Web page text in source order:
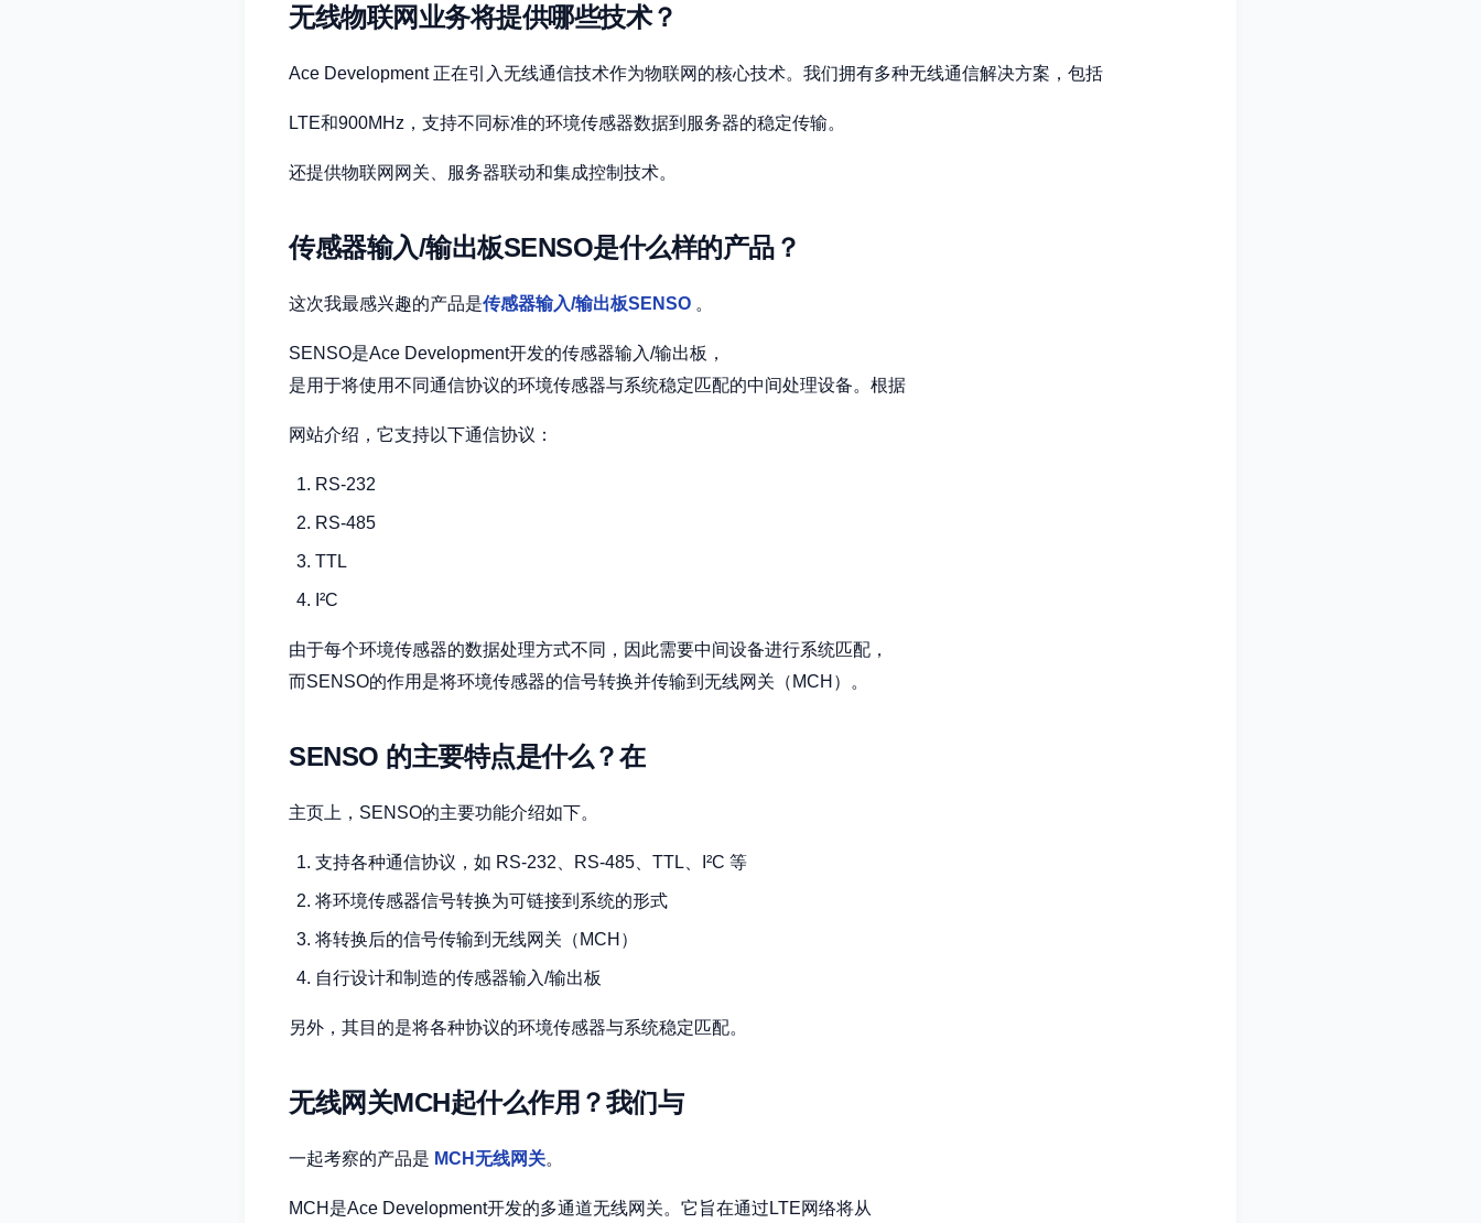
无线物联网业务将提供哪些技术？
Ace Development 正在引入无线通信技术作为物联网的核心技术。我们拥有多种无线通信解决方案，包括
LTE和900MHz，支持不同标准的环境传感器数据到服务器的稳定传输。
还提供物联网网关、服务器联动和集成控制技术。
传感器输入/输出板SENSO是什么样的产品？
这次我最感兴趣的产品是传感器输入/输出板SENSO 。
SENSO是Ace Development开发的传感器输入/输出板，
是用于将使用不同通信协议的环境传感器与系统稳定匹配的中间处理设备。根据
网站介绍，它支持以下通信协议：
RS-232
RS-485
TTL
I²C
由于每个环境传感器的数据处理方式不同，因此需要中间设备进行系统匹配，
而SENSO的作用是将环境传感器的信号转换并传输到无线网关（MCH）。
SENSO 的主要特点是什么？在
主页上，SENSO的主要功能介绍如下。
支持各种通信协议，如 RS-232、RS-485、TTL、I²C 等
将环境传感器信号转换为可链接到系统的形式
将转换后的信号传输到无线网关（MCH）
自行设计和制造的传感器输入/输出板
另外，其目的是将各种协议的环境传感器与系统稳定匹配。
无线网关MCH起什么作用？我们与
一起考察的产品是 MCH无线网关。
MCH是Ace Development开发的多通道无线网关。它旨在通过LTE网络将从